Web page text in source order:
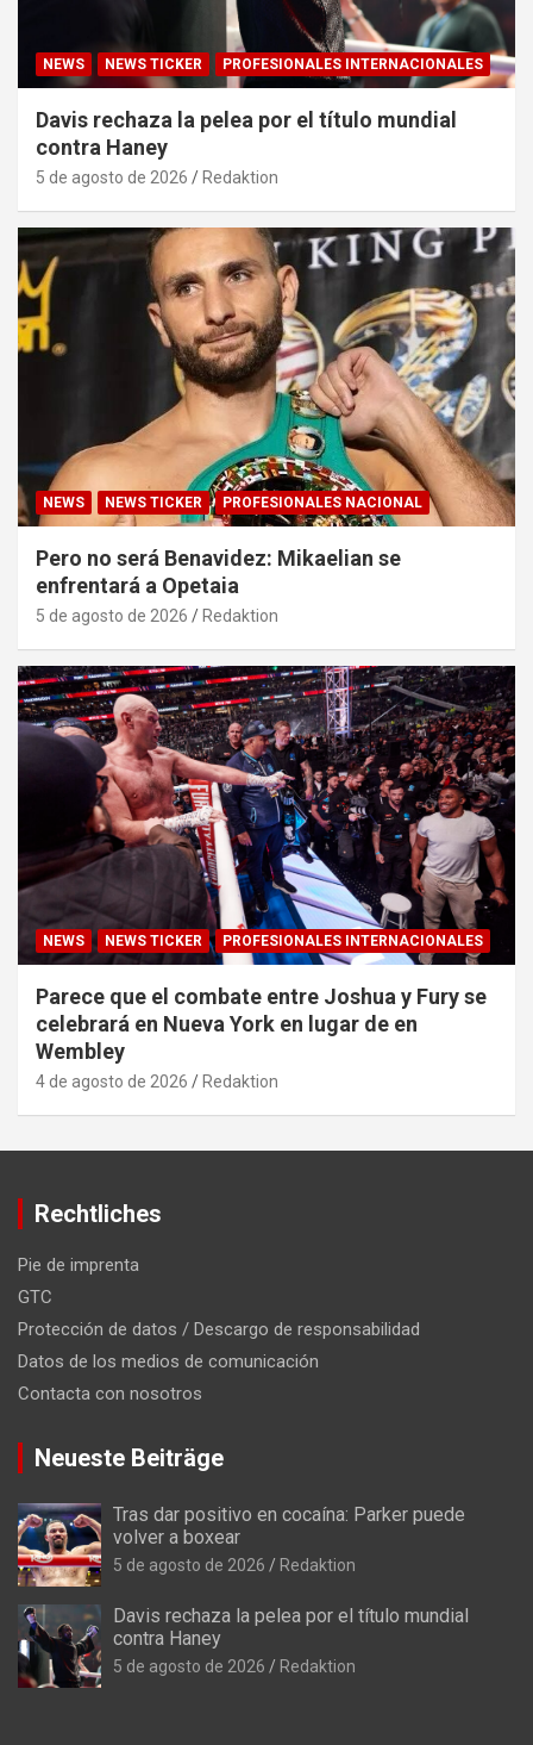
NEWS NEWS TICKER PROFESIONALES INTERNACIONALES
Davis rechaza la pelea por el título mundial
contra Haney
5 de agosto de 2026 Redaktion
NEWS NEWS TICKER PROFESIONALES NACIONAL
Pero no será Benavidez: Mikaelian se
enfrentará a Opetaia
5 de agosto de 2026 Redaktion
NEWS NEWS TICKER PROFESIONALES INTERNACIONALES
Parece que el combate entre Joshua y Fury se
celebrará en Nueva York en lugar de en
Wembley
4 de agosto de 2026 Redaktion
Rechtliches
Pie de imprenta
GTC
Protección de datos / Descargo de responsabilidad
Datos de los medios de comunicación
Contacta con nosotros
Neueste Beiträge
Tras dar positivo en cocaína: Parker puede
volver a boxear
5 de agosto de 2026 Redaktion
Davis rechaza la pelea por el título mundial
contra Haney
5 de agosto de 2026 Redaktion